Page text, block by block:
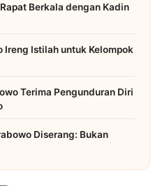
Berkala dengan Kadin
Ireng Istilah untuk Kelompok
Terima Pengunduran Diri
Diserang: Bukan